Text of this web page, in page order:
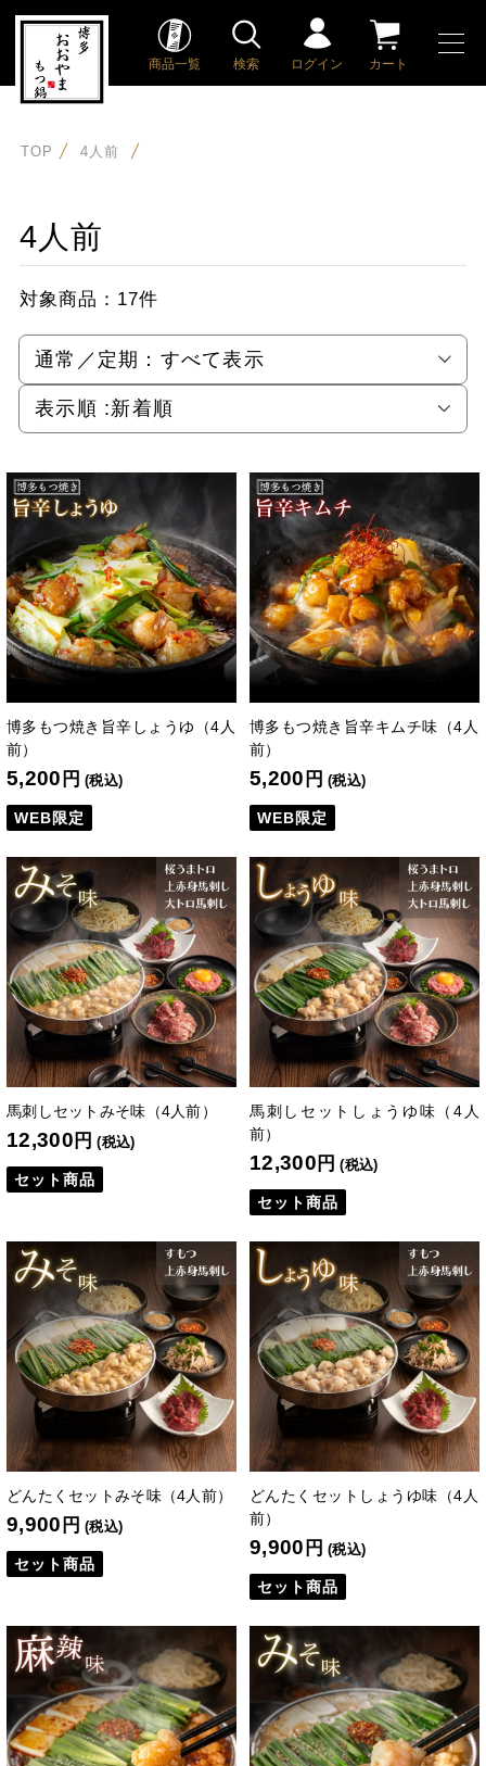
商品一覧 検索 ログイン カート
TOP 4人前
4人前
対象商品： 17件
通常／定期： すべて表示
表示順 :新着順
博多もつ焼き旨辛しょうゆ（4人
前）
5,200 円 (税込)
WEB限定
博多もつ焼き旨辛キムチ味（4人
前）
5,200 円 (税込)
WEB限定
馬刺しセットみそ味（4人前）
12,300 円 (税込)
セット商品
馬刺しセットしょうゆ味（4人
前）
12,300 円 (税込)
セット商品
どんたくセットみそ味（4人前）
9,900 円 (税込)
セット商品
どんたくセットしょうゆ味（4人
前）
9,900 円 (税込)
セット商品